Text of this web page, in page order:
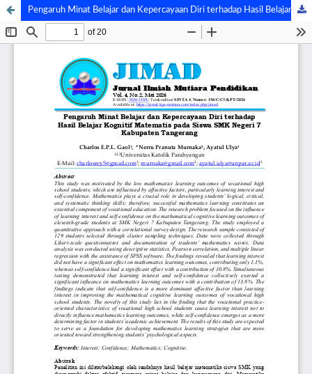
Pengaruh Minat Belajar dan Kepercayaan Diri terhadap Hasil Belajar Kognitif Matematis pada Siswa SMK Negeri 7 Kabupaten Tangerang